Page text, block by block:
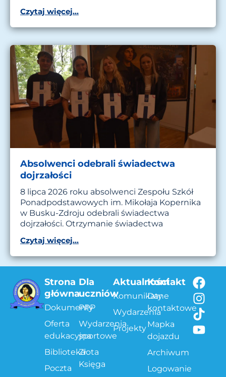
Czytaj więcej...
Absolwenci odebrali świadectwa
dojrzałości
8 lipca 2026 roku absolwenci Zespołu Szkół
Ponadpodstawowych im. Mikołaja Kopernika
w Busku-Zdroju odebrali świadectwa
dojrzałości. Otrzymanie świadectwa
Czytaj więcej...
Strona
główna
Dokumenty
Oferta
edukacyjna
Biblioteka
Poczta
Dla
uczniów
PPP
Wydarzenia
sportowe
Złota
Księga
Aktualności
Komunikaty
Wydarzenia
Projekty
Kontakt
Dane
kontaktowe
Mapka
dojazdu
Archiwum
Logowanie